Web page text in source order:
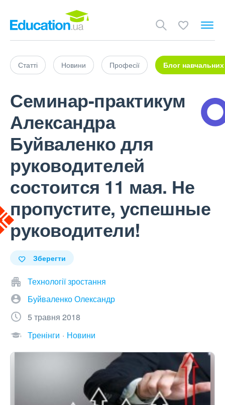
Статті Новини Професії Блог навчальних
Семинар-практикум
Александра
Буйваленко для
руководителей
состоится 11 мая. Не
пропустите, успешные
руководители!
Зберегти
Технології зростання
Буйваленко Олександр
5 травня 2018
Тренінги
Новини